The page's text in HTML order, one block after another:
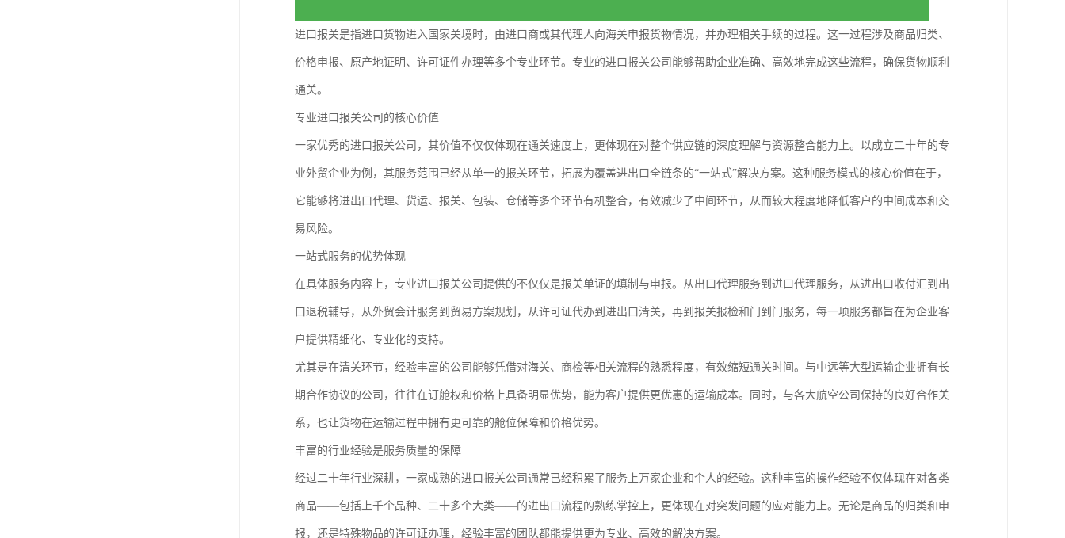
进口报关是指进口货物进入国家关境时，由进口商或其代理人向海关申报货物情况，并办理相关手续的过程。这一过程涉及商品归类、
价格申报、原产地证明、许可证件办理等多个专业环节。专业的进口报关公司能够帮助企业准确、高效地完成这些流程，确保货物顺利
通关。
专业进口报关公司的核心价值
一家优秀的进口报关公司，其价值不仅仅体现在通关速度上，更体现在对整个供应链的深度理解与资源整合能力上。以成立二十年的专
业外贸企业为例，其服务范围已经从单一的报关环节，拓展为覆盖进出口全链条的“一站式”解决方案。这种服务模式的核心价值在于，
它能够将进出口代理、货运、报关、包装、仓储等多个环节有机整合，有效减少了中间环节，从而较大程度地降低客户的中间成本和交
易风险。
一站式服务的优势体现
在具体服务内容上，专业进口报关公司提供的不仅仅是报关单证的填制与申报。从出口代理服务到进口代理服务，从进出口收付汇到出
口退税辅导，从外贸会计服务到贸易方案规划，从许可证代办到进出口清关，再到报关报检和门到门服务，每一项服务都旨在为企业客
户提供精细化、专业化的支持。
尤其是在清关环节，经验丰富的公司能够凭借对海关、商检等相关流程的熟悉程度，有效缩短通关时间。与中远等大型运输企业拥有长
期合作协议的公司，往往在订舱权和价格上具备明显优势，能为客户提供更优惠的运输成本。同时，与各大航空公司保持的良好合作关
系，也让货物在运输过程中拥有更可靠的舱位保障和价格优势。
丰富的行业经验是服务质量的保障
经过二十年行业深耕，一家成熟的进口报关公司通常已经积累了服务上万家企业和个人的经验。这种丰富的操作经验不仅体现在对各类
商品——包括上千个品种、二十多个大类——的进出口流程的熟练掌控上，更体现在对突发问题的应对能力上。无论是商品的归类和申
报，还是特殊物品的许可证办理，经验丰富的团队都能提供更为专业、高效的解决方案。